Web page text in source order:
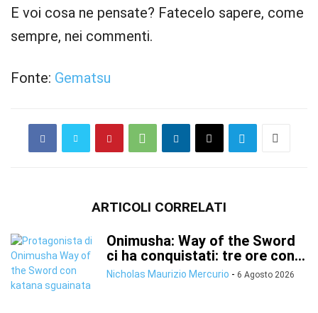
E voi cosa ne pensate? Fatecelo sapere, come
sempre, nei commenti.
Fonte: Gematsu
ARTICOLI CORRELATI
Onimusha: Way of the Sword
ci ha conquistati: tre ore con...
Nicholas Maurizio Mercurio - 6 Agosto 2026